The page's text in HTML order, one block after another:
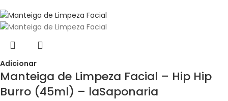
Adicionar
Manteiga de Limpeza Facial – Hip Hip
Burro (45ml) – laSaponaria